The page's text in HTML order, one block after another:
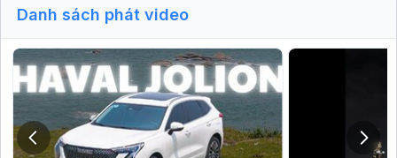
Danh sách phát video